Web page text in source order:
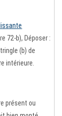
72-b), Déposer :
(b) de
intérieure.
présent ou